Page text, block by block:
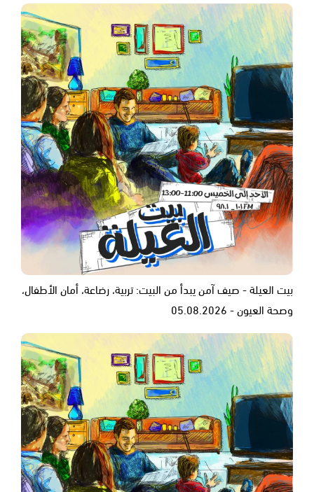
بيت العيلة - صيف آمن يبدأ من البيت: تربية، رضاعة، أمان الأطفال،
وصحة العيون - 05.08.2026